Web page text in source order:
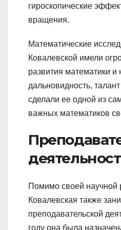
гироскопические
вращения.
Математические
Ковалевской имели
развития математики и
дальновидность,
сделали ее одной из
важных математиков
Помимо своей
Ковалевская также
преподавательской
году она была